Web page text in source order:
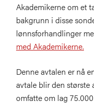
Akademikerne om et
bakgrunn i disse
lønnsforhandlinger
med Akademikerne.
Denne avtalen er nå
avtale blir den største
omfatte om lag